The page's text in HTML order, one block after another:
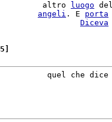
altro
luogo
angeli . E porta
Diceva
quel che dice